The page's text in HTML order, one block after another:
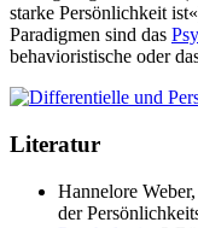
starke Persönlichkeit
Paradigmen sind das
behavioristische oder
Literatur
Hannelore
der